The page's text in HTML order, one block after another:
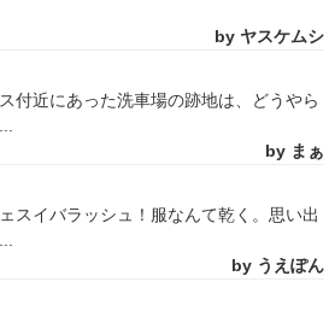
by ヤスケムシ
付近にあった洗車場の跡地は、どうやら
by まぁ
スイバラッシュ！服なんて乾く。思い出
by うえぽん